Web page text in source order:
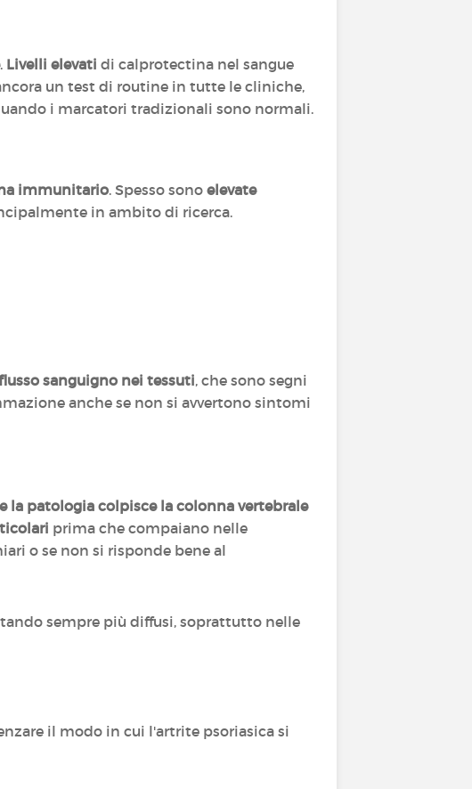
. Livelli elevati di calprotectina nel sangue
un test di routine in tutte le cliniche,
i marcatori tradizionali sono normali.
immunitario. Spesso sono elevate
in ambito di ricerca.
sanguigno nei tessuti, che sono segni
anche se non si avvertono sintomi
la patologia colpisce la colonna vertebrale
prima che compaiano nelle
o se non si risponde bene al
sempre più diffusi, soprattutto nelle
il modo in cui l'artrite psoriasica si